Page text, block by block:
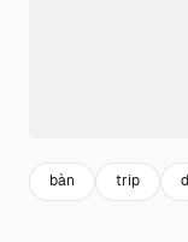
bàn trip